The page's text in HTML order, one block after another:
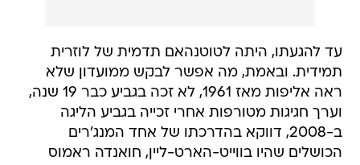
עד להגעתו, היתה לטוטנהאם תדמית של לוזרית
תמידית. ובאמת, מה אפשר לבקש ממועדון שלא
ראה אליפות מאז 1961, לא זכה בגביע כבר 19 שנה,
וערך חגיגות מטורפות אחרי זכייה בגביע הליגה
ב-2008, דווקא בהדרכתו של אחד המנג'רים
הכושלים שהיו בווייט-הארט-ליין, חואנדה ראמוס